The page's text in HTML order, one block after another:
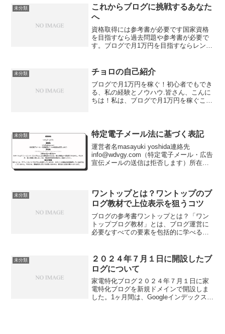
い手段です。この記事では、初心者にお
すすめのブログサービ...
未分類
これからブログに挑戦するあなた
へ
資格取得には参考書が必要です国家資格
を目指すなら過去問題や参考書が必要で
す。ブログで月1万円を目指すならレンタ
ワントップを持っていなかったのでえら
い苦労しました。You...
未分類 チョロの自己紹介
ブログで月1万円を稼ぐ！初心者でもでき
る、私の経験とノウハウ.皆さん、こんに
ちは！私は、ブログで月1万円を稼ぐこと
でした。...
未分類 特定電子メール法に基づく表記
運営者名masayuki yoshida連絡先
info@wdvgy.com（特定電子メール・広告
宣伝メールの送信は拒否します）所在地
未分類
ワントップとは？ワントップのブ
ログ教材で上位表示を狙うコツ
ブログの参考書ワントップとは？「ワン
トップブログ教材」とは、ブログ運営に
必要なすべての要素を包括的に学べる教
明します。ワントップブログ教材の内容
ブログの立ち上げと設定 ...
未分類
２０２４年７月１日に開設したブ
ログについて
家電特化ブログ２０２４年７月１日に家
電特化ブログを新規ドメインで開設しま
した。1ヶ月間は、Googleインデックス登